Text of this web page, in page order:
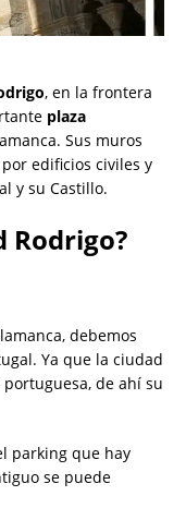
, en la frontera
plaza
Sus muros
edificios civiles y
y su Castillo.
Rodrigo?
debemos
Ya que la ciudad
de ahí su
parking que hay
se puede